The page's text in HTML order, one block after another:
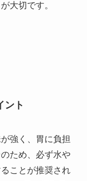
大切です。
ント
強く、胃に負担
ため、必ず水や
ことが推奨され